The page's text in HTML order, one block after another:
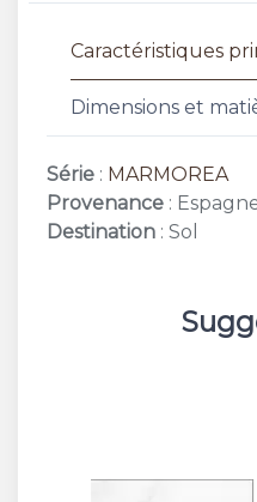
Caractéristiques
Dimensions et
Série : MARMOREA
Provenance :
Destination : Sol